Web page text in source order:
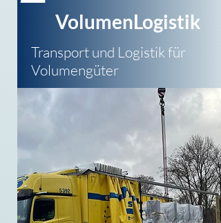
VolumenLogistik
Transport und Logistik für
Volumengüter